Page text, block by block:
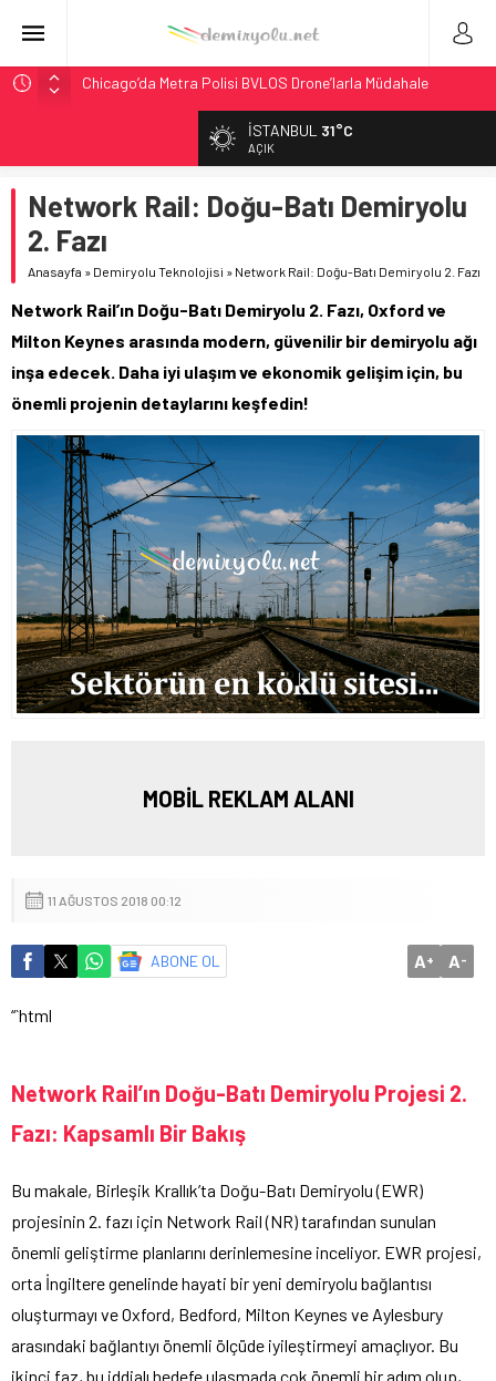
Chicago’da Metra Polisi BVLOS Drone’larla Müdahale
NJ Transit’ten Tarihi Bütçe: 46 Yılın Rekoru Onaylandı
Rocky Mountain, Güneş Enerjili Tesisten İlk Rayı Sevk Etti
AAR, MIT ve Berkeley Dahil 4 Üniversiteyle Araştırma
Puja
İSTANBUL 31°C
AÇIK
Network Rail: Doğu-Batı Demiryolu
2. Fazı
Anasayfa » Demiryolu Teknolojisi » Network Rail: Doğu-Batı Demiryolu 2. Fazı
Network Rail’ın Doğu-Batı Demiryolu 2. Fazı, Oxford ve
Milton Keynes arasında modern, güvenilir bir demiryolu ağı
inşa edecek. Daha iyi ulaşım ve ekonomik gelişim için, bu
önemli projenin detaylarını keşfedin!
MOBİL REKLAM ALANI
11 AĞUSTOS 2018 00:12
ABONE OL A+ A-
“`html
Network Rail’ın Doğu-Batı Demiryolu Projesi 2.
Fazı: Kapsamlı Bir Bakış
Bu makale, Birleşik Krallık’ta Doğu-Batı Demiryolu (EWR)
projesinin 2. fazı için Network Rail (NR) tarafından sunulan
önemli geliştirme planlarını derinlemesine inceliyor. EWR projesi,
orta İngiltere genelinde hayati bir yeni demiryolu bağlantısı
oluşturmayı ve Oxford, Bedford, Milton Keynes ve Aylesbury
arasındaki bağlantıyı önemli ölçüde iyileştirmeyi amaçlıyor. Bu
ikinci faz, bu iddialı hedefe ulaşmada çok önemli bir adım olup,